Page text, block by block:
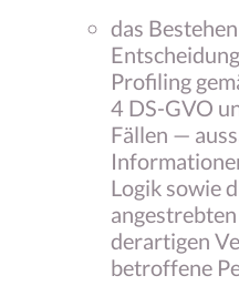
das
Profiling
4 DS-GVO
Fällen —
Logik sowie
derartigen
betroffene